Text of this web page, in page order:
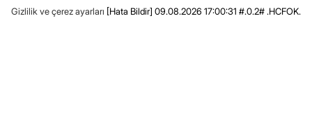
Gizlilik ve çerez ayarları [Hata Bildir] 09.08.2026 17:00:31 #.0.2# .HCFOK.